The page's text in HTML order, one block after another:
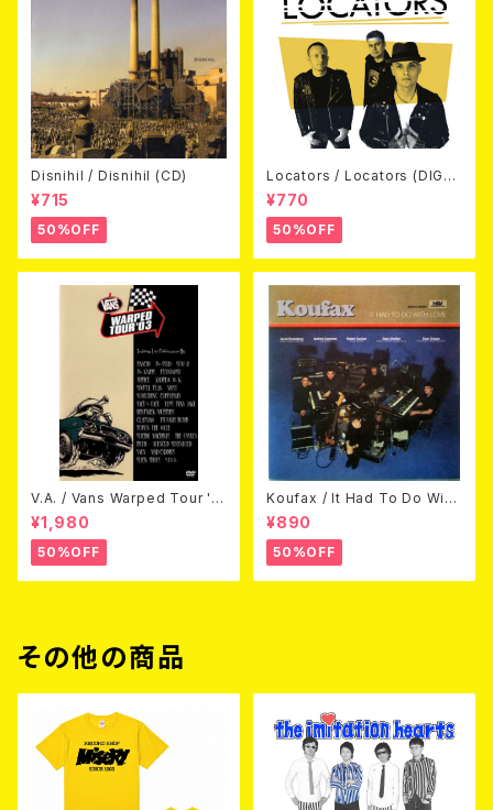
Disnihil / Disnihil (CD)
¥715
50%OFF
Locators / Locators (DIGPA
CK CD)
¥770
50%OFF
V.A. / Vans Warped Tour '0
3 (DVD)
¥1,980
50%OFF
Koufax / It Had To Do With
Love (CD)
¥890
50%OFF
その他の商品